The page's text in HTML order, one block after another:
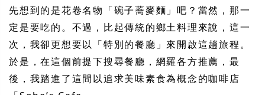
先想到的是花卷名物「碗子蕎麥麵」吧？當然，那一
定是要吃的。不過，比起傳統的鄉土料理來說，這一
次，我卻更想要以「特別的餐廳」來開啟這趟旅程。
於是，在這個前提下搜尋餐廳，網羅各方推薦，最
後，我踏進了這間以追求美味素食為概念的咖啡店